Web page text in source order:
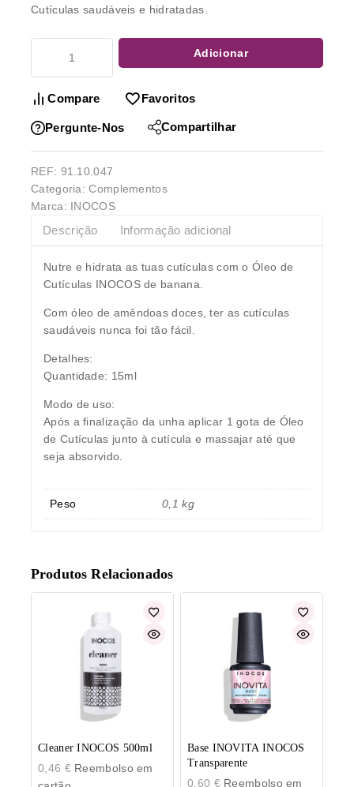
Cutículas saudáveis e hidratadas.
Adicionar
Compare Favoritos
Pergunte-Nos Compartilhar
REF: 91.10.047
Categoria:Complementos
Marca: INOCOS
Descrição Informação adicional
Nutre e hidrata as tuas cutículas com o Óleo de
Cutículas INOCOS de banana.
Com óleo de amêndoas doces, ter as cutículas
saudáveis nunca foi tão fácil.
Detalhes:
Quantidade: 15ml
Modo de uso:
Após a finalização da unha aplicar 1 gota de Óleo
de Cutículas junto à cutícula e massajar até que
seja absorvido.
Peso 0,1 kg
Produtos Relacionados
Cleaner INOCOS 500ml
0,46 €Reembolso em
Base INOVITA INOCOS
Transparente
0,60 €Reembolso em